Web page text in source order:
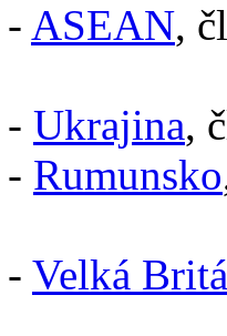
ASEAN,
Ukrajina,
Rumunsko
Velká